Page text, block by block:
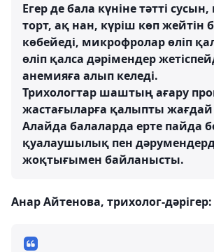
Егер де бала күніне тәтті
торт, ақ нан, күріш көп жейтін
көбейеді, микрофролар өліп
өліп қалса дәрімендер
анемияға алып келеді.
Трихологтар шаштың ағару
жастағыларға қалыпты жағдай
Алайда балаларда ерте пайда
қуалаушылық пен
жоқтығымен байланысты.
Анар Айтенова, трихолог-дәрігер: